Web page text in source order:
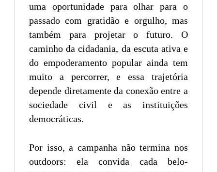
uma oportunidade para olhar para o
passado com gratidão e orgulho, mas
também para projetar o futuro. O
caminho da cidadania, da escuta ativa e
do empoderamento popular ainda tem
muito a percorrer, e essa trajetória
depende diretamente da conexão entre a
sociedade civil e as instituições
democráticas.
Por isso, a campanha não termina nos
outdoors: ela convida cada belo-